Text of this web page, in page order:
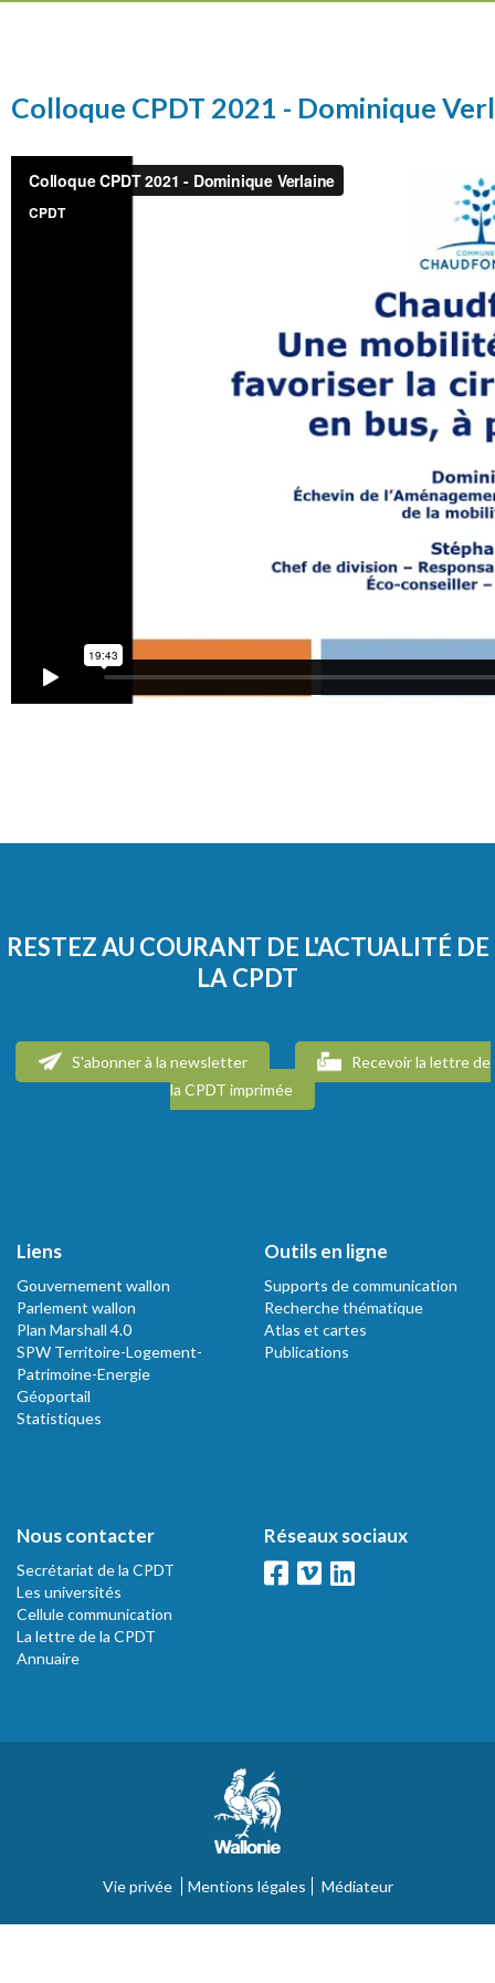
Colloque CPDT 2021 - Dominique
RESTEZ AU COURANT DE L'ACTUALITÉ DE
LA CPDT
S'abonner à la newsletter
Recevoir la lettre de
la CPDT imprimée
Liens
Gouvernement wallon
Parlement wallon
Plan Marshall 4.0
SPW Territoire-Logement-
Patrimoine-Energie
Géoportail
Statistiques
Outils en ligne
Supports de communication
Recherche thématique
Atlas et cartes
Publications
Nous contacter
Secrétariat de la CPDT
Les universités
Cellule communication
La lettre de la CPDT
Annuaire
Réseaux sociaux
Vie privée Mentions légales Médiateur